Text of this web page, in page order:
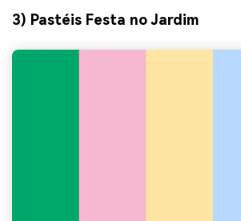
3) Pastéis Festa no Jardim